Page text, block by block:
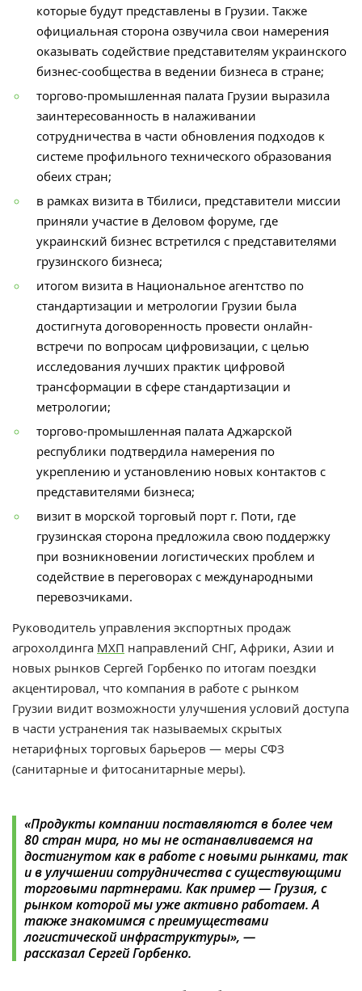
которые будут представлены в Грузии. Также
официальная сторона озвучила свои намерения
оказывать содействие представителям украинского
бизнес-сообщества в ведении бизнеса в стране;
торгово-промышленная палата Грузии выразила
заинтересованность в налаживании
сотрудничества в части обновления подходов к
системе профильного технического образования
обеих стран;
в рамках визита в Тбилиси, представители миссии
приняли участие в Деловом форуме, где
украинский бизнес встретился с представителями
грузинского бизнеса;
итогом визита в Национальное агентство по
стандартизации и метрологии Грузии была
достигнута договоренность провести онлайн-
встречи по вопросам цифровизации, с целью
исследования лучших практик цифровой
трансформации в сфере стандартизации и
метрологии;
торгово-промышленная палата Аджарской
республики подтвердила намерения по
укреплению и установлению новых контактов с
представителями бизнеса;
визит в морской торговый порт г. Поти, где
грузинская сторона предложила свою поддержку
при возникновении логистических проблем и
содействие в переговорах с международными
перевозчиками.
Руководитель управления экспортных продаж
агрохолдинга МХП направлений СНГ, Африки, Азии и
новых рынков Сергей Горбенко по итогам поездки
акцентировал, что компания в работе с рынком
Грузии видит возможности улучшения условий доступа
в части устранения так называемых скрытых
нетарифных торговых барьеров — меры СФЗ
(санитарные и фитосанитарные меры).
«Продукты компании поставляются в более чем
80 стран мира, но мы не останавливаемся на
достигнутом как в работе с новыми рынками, так
и в улучшении сотрудничества с существующими
торговыми партнерами. Как пример — Грузия, с
рынком которой мы уже активно работаем. А
также знакомимся с преимуществами
логистической инфраструктуры», —
рассказал Сергей Горбенко.